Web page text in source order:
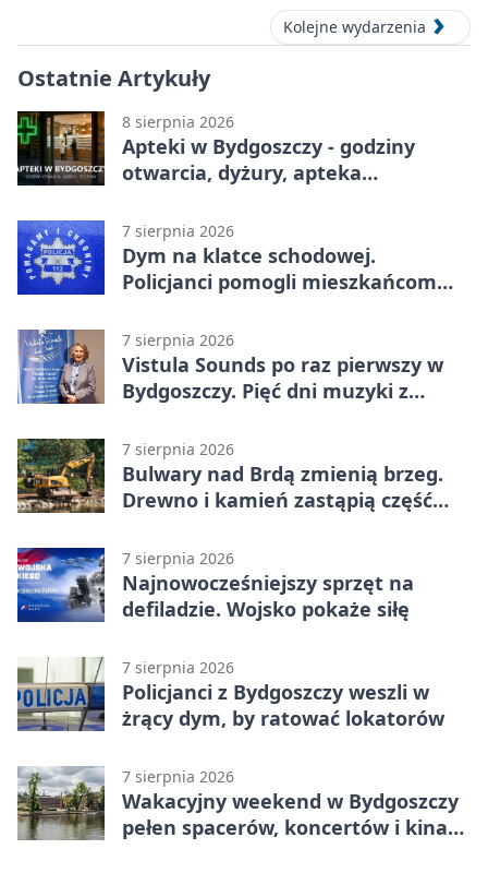
Kolejne wydarzenia
Ostatnie Artykuły
8 sierpnia 2026
Apteki w Bydgoszczy - godziny
otwarcia, dyżury, apteka
7 sierpnia 2026
Dym na klatce schodowej.
Policjanci pomogli mieszkańcom
7 sierpnia 2026
Vistula Sounds po raz pierwszy w
Bydgoszczy. Pięć dni muzyki z
7 sierpnia 2026
Bulwary nad Brdą zmienią brzeg.
Drewno i kamień zastąpią część
7 sierpnia 2026
Najnowocześniejszy sprzęt na
defiladzie. Wojsko pokaże siłę
7 sierpnia 2026
Policjanci z Bydgoszczy weszli w
żrący dym, by ratować lokatorów
7 sierpnia 2026
Wakacyjny weekend w Bydgoszczy
pełen spacerów, koncertów i kina